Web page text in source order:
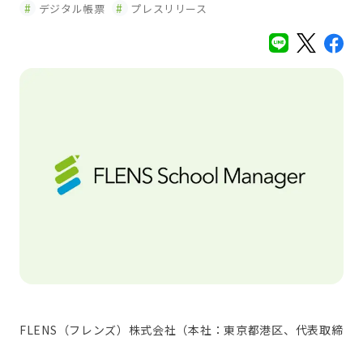
デジタル帳票 プレスリリース
FLENS（フレンズ）株式会社（本社：東京都港区、代表取締